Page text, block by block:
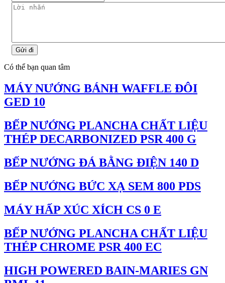
Gửi đi
Có thể bạn quan tâm
MÁY NƯỚNG BÁNH WAFFLE ĐÔI
GED 10
BẾP NƯỚNG PLANCHA CHẤT LIỆU
THÉP DECARBONIZED PSR 400 G
BẾP NƯỚNG ĐÁ BẰNG ĐIỆN 140 D
BẾP NƯỚNG BỨC XẠ SEM 800 PDS
MÁY HẤP XÚC XÍCH CS 0 E
BẾP NƯỚNG PLANCHA CHẤT LIỆU
THÉP CHROME PSR 400 EC
HIGH POWERED BAIN-MARIES GN